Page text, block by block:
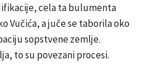
cela ta bulumenta
Vučića, a juče se taborila oko
sopstvene zemlje.
to su povezani procesi.